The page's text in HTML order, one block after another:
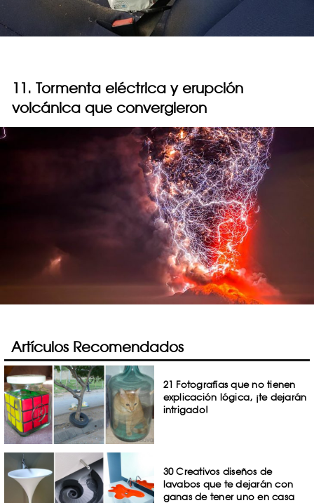
11. Tormenta eléctrica y erupción
volcánica que convergieron
Artículos Recomendados
21 Fotografías que no tienen
explicación lógica, ¡te dejarán
intrigado!
30 Creativos diseños de
lavabos que te dejarán con
ganas de tener uno en casa